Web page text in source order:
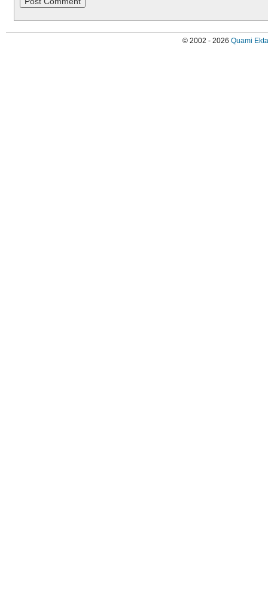
© 2002 - 2026 Quami